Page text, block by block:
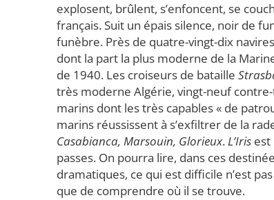
explosent, brûlent, s’enfoncent, se
français. Suit un épais silence, noir de
funèbre. Près de quatre-vingt-dix
dont la part la plus moderne de la
de 1940. Les croiseurs de bataille
très moderne Algérie, vingt-neuf
marins dont les très capables « de
marins réussissent à s’exfiltrer de la
Casabianca, Marsouin, Glorieux.L’Iris est
passes. On pourra lire, dans ces
dramatiques, ce qui est difficile n’est
que de comprendre où il se trouve.